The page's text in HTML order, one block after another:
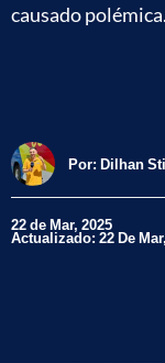
causado polémica.
Por: Dilhan
22 de Mar, 2025
Actualizado: 22 De